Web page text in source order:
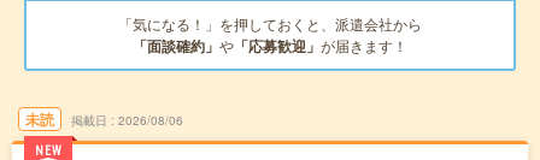
「気になる！」を押しておくと、派遣会社から
「面談確約」 や 「応募歓迎」 が届きます！
未読
NEW
掲載日 2026/08/06